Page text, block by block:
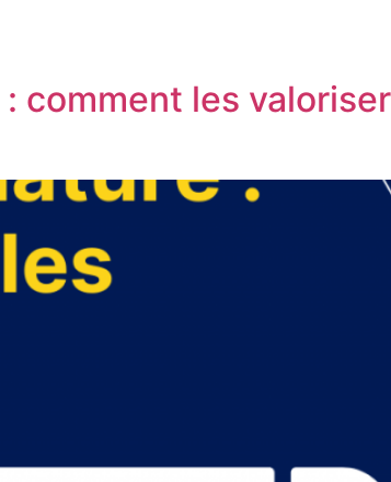
comment les